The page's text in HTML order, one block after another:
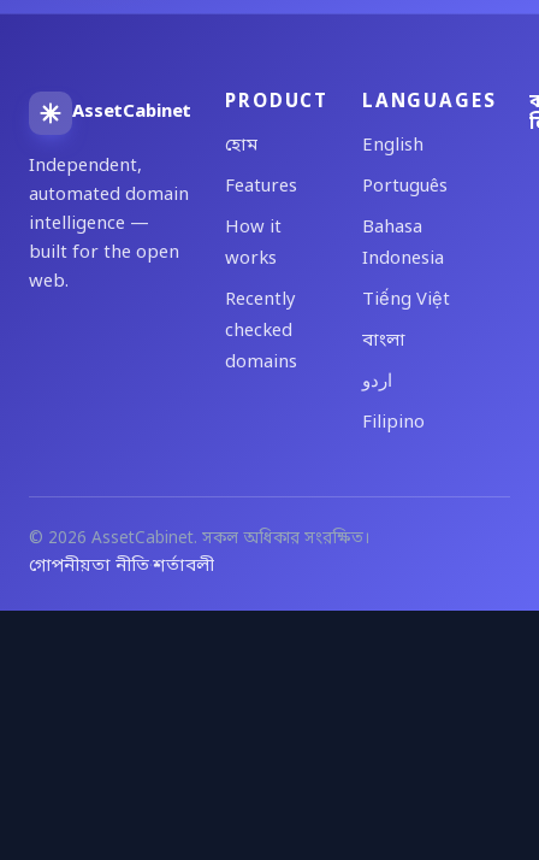
AssetCabinet
Independent,
automated domain
intelligence —
built for the open
web.
PRODUCT
হোম
Features
How it
works
Recently
checked
domains
LANGUAGES
English
Português
Bahasa
Indonesia
Tiếng Việt
বাংলা
اردو
Filipino
© 2026 AssetCabinet. সকল অধিকার সংরক্ষিত।
গোপনীয়তা নীতি·শর্তাবলী